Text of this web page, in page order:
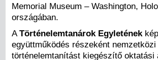
Memorial Museum – Washington,
országában.
A Történelemtanárok Egyletének
együttműködés részeként
történelemtanítást kiegészítő